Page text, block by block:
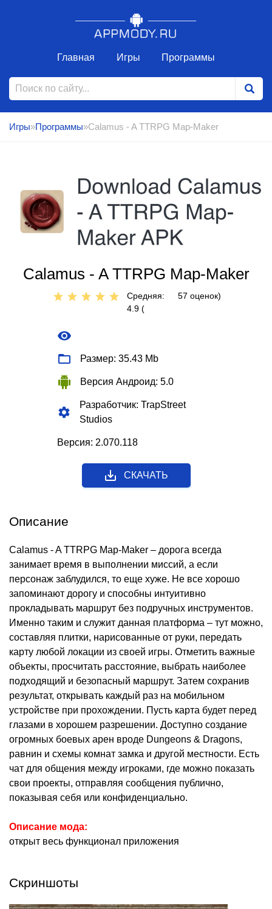
Главная Игры Программы
Игры»Программы»Calamus - A TTRPG Map-Maker
Calamus - A TTRPG Map-Maker
Средняя:
4.9 (
57 оценок)
Размер: 35.43 Mb
Версия Андроид: 5.0
Разработчик: TrapStreet
Studios
Версия: 2.070.118
СКАЧАТЬ
Описание
Calamus - A TTRPG Map-Maker – дорога всегда
занимает время в выполнении миссий, а если
персонаж заблудился, то еще хуже. Не все хорошо
запоминают дорогу и способны интуитивно
прокладывать маршрут без подручных инструментов.
Именно таким и служит данная платформа – тут можно,
составляя плитки, нарисованные от руки, передать
карту любой локации из своей игры. Отметить важные
объекты, просчитать расстояние, выбрать наиболее
подходящий и безопасный маршрут. Затем сохранив
результат, открывать каждый раз на мобильном
устройстве при прохождении. Пусть карта будет перед
глазами в хорошем разрешении. Доступно создание
огромных боевых арен вроде Dungeons & Dragons,
равнин и схемы комнат замка и другой местности. Есть
чат для общения между игроками, где можно показать
свои проекты, отправляя сообщения публично,
показывая себя или конфиденциально.
Описание мода:
открыт весь функционал приложения
Скриншоты